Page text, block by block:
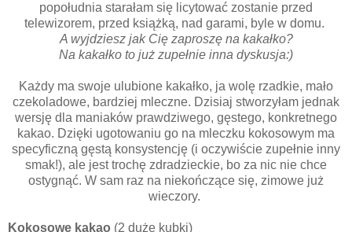
popołudnia starałam się licytować zostanie przed
telewizorem, przed książką, nad garami, byle w domu.
A wyjdziesz jak Cię zaproszę na kakałko?
Na kakałko to już zupełnie inna dyskusja:)
Każdy ma swoje ulubione kakałko, ja wolę rzadkie, mało
czekoladowe, bardziej mleczne. Dzisiaj stworzyłam jednak
wersję dla maniaków prawdziwego, gęstego, konkretnego
kakao. Dzięki ugotowaniu go na mleczku kokosowym ma
specyficzną gęstą konsystencję (i oczywiście zupełnie inny
smak!), ale jest trochę zdradzieckie, bo za nic nie chce
ostygnąć. W sam raz na niekończące się, zimowe już
wieczory.
Kokosowe kakao (2 duże kubki)